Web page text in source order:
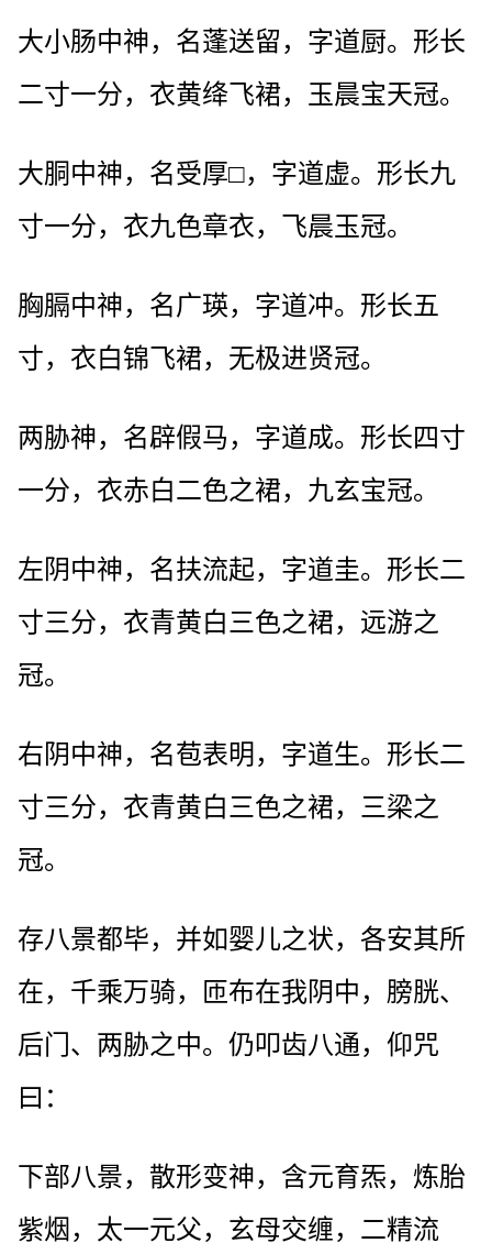
大小肠中神，名蓬送留，字道厨。形长
二寸一分，衣黄绛飞裙，玉晨宝天冠。
大胴中神，名受厚□，字道虚。形长九
寸一分，衣九色章衣，飞晨玉冠。
胸膈中神，名广瑛，字道冲。形长五
寸，衣白锦飞裙，无极进贤冠。
两胁神，名辟假马，字道成。形长四寸
一分，衣赤白二色之裙，九玄宝冠。
左阴中神，名扶流起，字道圭。形长二
寸三分，衣青黄白三色之裙，远游之
冠。
右阴中神，名苞表明，字道生。形长二
寸三分，衣青黄白三色之裙，三梁之
冠。
存八景都毕，并如婴儿之状，各安其所
在，千乘万骑，匝布在我阴中，膀胱、
后门、两胁之中。仍叩齿八通，仰咒
曰：
下部八景，散形变神，含元育炁，炼胎
紫烟，太一元父，玄母交缠，二精流